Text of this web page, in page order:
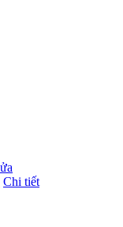
Chi tiết